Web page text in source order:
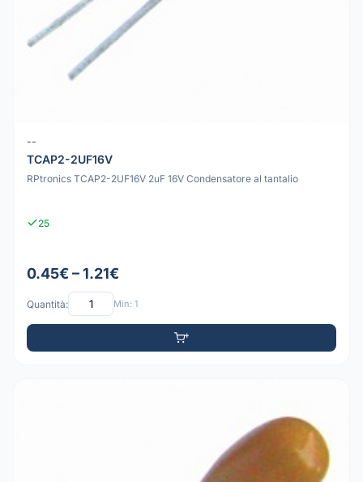
--
TCAP2-2UF16V
RPtronics TCAP2-2UF16V 2uF 16V Condensatore al tantalio
25
0.45€ – 1.21€
Quantità: Min: 1